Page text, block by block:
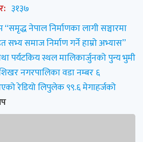
३१३७
नेपाल निर्माणका लागी सञ्चारमा
सभ्य समाज निर्माण गर्ने हाम्रो अभ्यास”
पर्यटकिय स्थल मालिकार्जुनको पुन्य भुमी
नगरपालिका वडा नम्बर ६
रेडियो लिपुलेक ९९.६ मेगाहर्जको